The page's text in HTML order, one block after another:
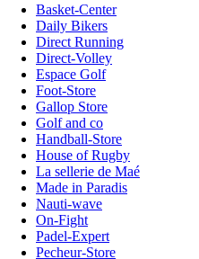
Basket-Center
Daily Bikers
Direct Running
Direct-Volley
Espace Golf
Foot-Store
Gallop Store
Golf and co
Handball-Store
House of Rugby
La sellerie de Maé
Made in Paradis
Nauti-wave
On-Fight
Padel-Expert
Pecheur-Store